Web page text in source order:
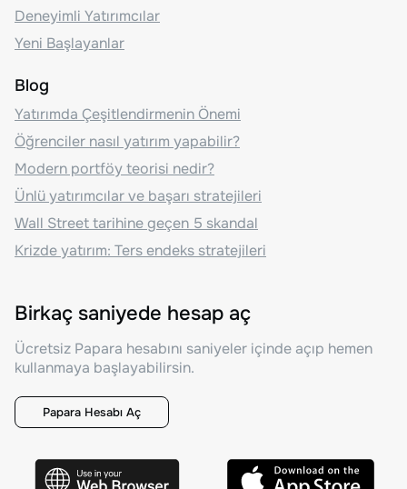
Deneyimli Yatırımcılar
Yeni Başlayanlar
Blog
Yatırımda Çeşitlendirmenin Önemi
Öğrenciler nasıl yatırım yapabilir?
Modern portföy teorisi nedir?
Ünlü yatırımcılar ve başarı stratejileri
Wall Street tarihine geçen 5 skandal
Krizde yatırım: Ters endeks stratejileri
Birkaç saniyede hesap aç
Ücretsiz Papara hesabını saniyeler içinde açıp hemen
kullanmaya başlayabilirsin.
Papara Hesabı Aç